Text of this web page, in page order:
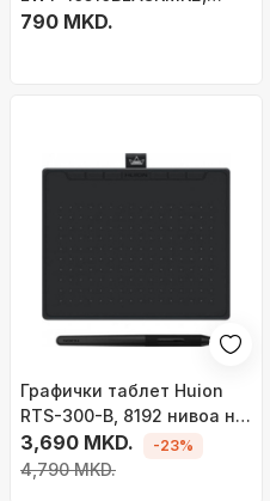
10.5\", LCD екран, црн
790 MKD.
Графички таблет Huion
RTS-300-B, 8192 нивоа на
притисок, USB-C, црн
3,690 MKD.
4,790 MKD.
-23%